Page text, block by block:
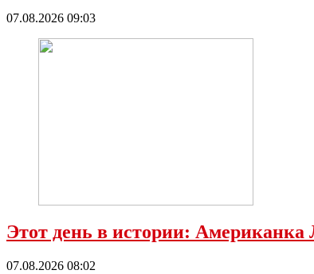
07.08.2026 09:03
Этот день в истории:
07.08.2026 08:02